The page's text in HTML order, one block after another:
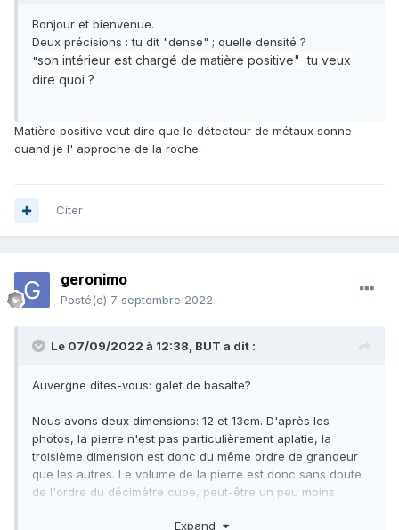
Bonjour et bienvenue.
Deux précisions : tu dit "dense" ; quelle densité ?
"son intérieur est chargé de matière positive" tu veux
dire quoi ?
Matière positive veut dire que le détecteur de métaux sonne
quand je l' approche de la roche.
Citer
geronimo
Posté(e) 7 septembre 2022
Le 07/09/2022 à 12:38, BUT a dit :
Auvergne dites-vous: galet de basalte?
Nous avons deux dimensions: 12 et 13cm. D'après les
photos, la pierre n'est pas particulièrement aplatie, la
troisième dimension est donc du même ordre de grandeur
que les autres. Le volume de la pierre est donc sans doute
de l'ordre du décimètre cube, peut-être un peu moins
Expand